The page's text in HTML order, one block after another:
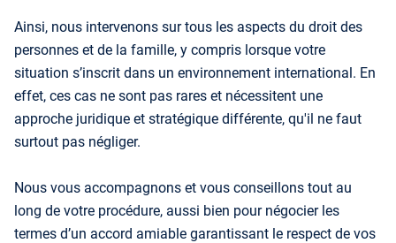
Ainsi, nous intervenons sur tous les aspects du droit des
personnes et de la famille, y compris lorsque votre
situation s’inscrit dans un environnement international. En
effet, ces cas ne sont pas rares et nécessitent une
approche juridique et stratégique différente, qu'il ne faut
surtout pas négliger.
Nous vous accompagnons et vous conseillons tout au
long de votre procédure, aussi bien pour négocier les
termes d’un accord amiable garantissant le respect de vos